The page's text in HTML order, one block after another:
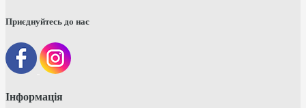
Приєднуйтесь до нас
Інформація